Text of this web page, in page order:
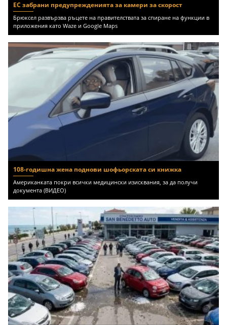
ЕС забрани предупрежденията за камери за скорост
Брюксел развързва ръцете на правителствата за спиране на функции в
приложения като Waze и Google Maps
108-годишна жена поднови шофьорската си книжка
Американката покри всички медицински изисквания, за да получи
документа (ВИДЕО)